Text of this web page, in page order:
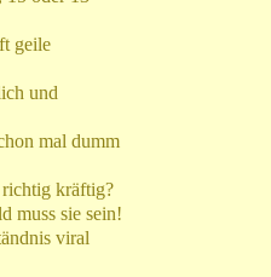
geile
und
mal dumm
kräftig?
muss sie sein!
viral